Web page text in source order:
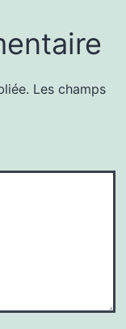
Les champs